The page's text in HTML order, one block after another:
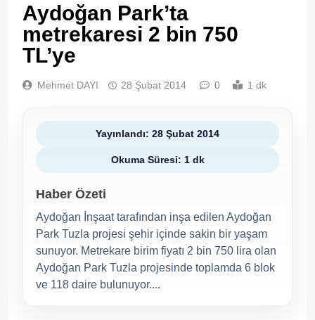
Aydoğan Park’ta
metrekaresi 2 bin 750
TL’ye
Mehmet DAYI 28 Şubat 2014 0 1 dk
Yayınlandı: 28 Şubat 2014
Okuma Süresi: 1 dk
Haber Özeti
Aydoğan İnşaat tarafından inşa edilen Aydoğan
Park Tuzla projesi şehir içinde sakin bir yaşam
sunuyor. Metrekare birim fiyatı 2 bin 750 lira olan
Aydoğan Park Tuzla projesinde toplamda 6 blok
ve 118 daire bulunuyor....